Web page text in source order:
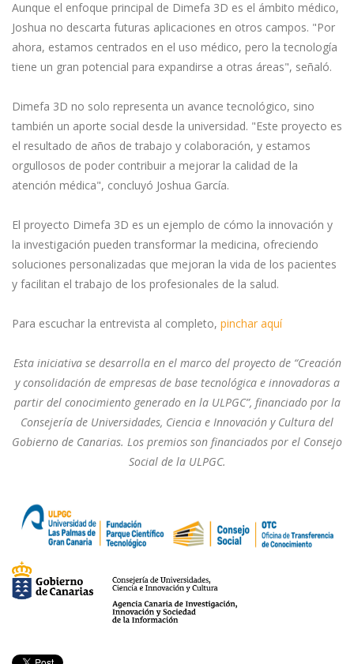
Aunque el enfoque principal de Dimefa 3D es el ámbito médico,
Joshua no descarta futuras aplicaciones en otros campos. "Por
ahora, estamos centrados en el uso médico, pero la tecnología
tiene un gran potencial para expandirse a otras áreas", señaló.
Dimefa 3D no solo representa un avance tecnológico, sino
también un aporte social desde la universidad. "Este proyecto es
el resultado de años de trabajo y colaboración, y estamos
orgullosos de poder contribuir a mejorar la calidad de la
atención médica", concluyó Joshua García.
El proyecto Dimefa 3D es un ejemplo de cómo la innovación y
la investigación pueden transformar la medicina, ofreciendo
soluciones personalizadas que mejoran la vida de los pacientes
y facilitan el trabajo de los profesionales de la salud.
Para escuchar la entrevista al completo, pinchar aquí
Esta iniciativa se desarrolla en el marco del proyecto de “Creación
y consolidación de empresas de base tecnológica e innovadoras a
partir del conocimiento generado en la ULPGC”, financiado por la
Consejería de Universidades, Ciencia e Innovación y Cultura del
Gobierno de Canarias. Los premios son financiados por el Consejo
Social de la ULPGC.